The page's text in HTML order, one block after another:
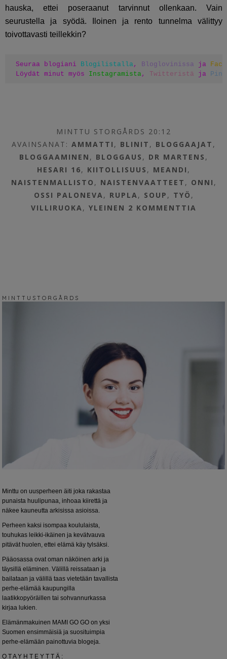
hauska, ettei poseraanut tarvinnut ollenkaan. Vain
seurustella ja syödä. Iloinen ja rento tunnelma välittyy
toivottavasti teillekkin?
Seuraa blogiani Blogilistalla, Bloglovinissa ja
Löydät minut myös Instagramista, Twitteristä ja
MINTTU STORGÅRDS 20:12
AVAINSANAT:AMMATTI , BLINIT , BLOGGAAJAT ,
BLOGGAAMINEN , BLOGGAUS , DR MARTENS ,
HESARI 16, KIITOLLISUUS , MEANDI ,
NAISTENMALLISTO , NAISTENVAATTEET , ONNI ,
OSSI PALONEVA, RUPLA, SOUP , TYÖ ,
VILLIRUOKA,YLEINEN 2 KOMMENTTIA
M I N T T U S T O R G Å R D S
Minttu on uusperheen äiti joka rakastaa
punaista huulipunaa, inhoaa kiirettä ja
näkee kauneutta arkisissa asioissa.
Perheen kaksi isompaa koululaista,
touhukas leikki-ikäinen ja kevätvauva
pitävät huolen, ettei elämä käy tylsäksi.
Pääosassa ovat oman näköinen arki ja
täysillä eläminen. Välillä reissataan ja
bailataan ja välillä taas vietetään tavallista
perhe-elämää kaupungilla
laatikkopyöräillen tai sohvannurkassa
kirjaa lukien.
Elämänmakuinen MAMI GO GO on yksi
Suomen ensimmäisiä ja suosituimpia
perhe-elämään painottuvia blogeja.
O T A Y H T E Y T T Ä :